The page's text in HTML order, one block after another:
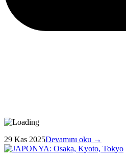
29 Kas 2025Devamını oku →